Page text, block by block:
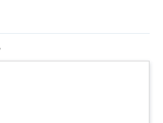
Nom